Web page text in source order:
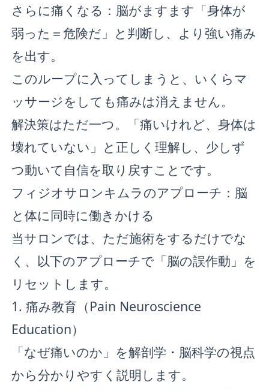
さらに痛くなる：脳がますます「身体が
弱った＝危険だ」と判断し、より強い痛み
を出す。
このループに入ってしまうと、いくらマ
ッサージをしても痛みは消えません。
解決策はただ一つ。「痛いけれど、身体は
壊れていない」と正しく理解し、少しず
つ動いて自信を取り戻すことです。
フィジオサロンキムラのアプローチ：脳
と体に同時に働きかける
当サロンでは、ただ施術をするだけでな
く、以下のアプローチで「脳の誤作動」を
リセットします。
1. 痛み教育（Pain Neuroscience
Education）
「なぜ痛いのか」を解剖学・脳科学の視点
から分かりやすく説明します。